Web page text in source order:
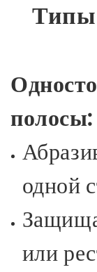
Типы
полосы:
одной
или